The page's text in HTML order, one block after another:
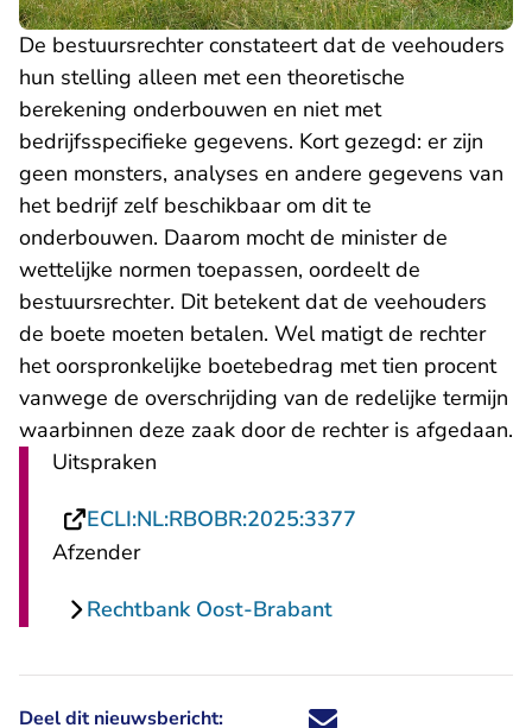
De bestuursrechter constateert dat de veehouders
hun stelling alleen met een theoretische
berekening onderbouwen en niet met
bedrijfsspecifieke gegevens. Kort gezegd: er zijn
geen monsters, analyses en andere gegevens van
het bedrijf zelf beschikbaar om dit te
onderbouwen. Daarom mocht de minister de
wettelijke normen toepassen, oordeelt de
bestuursrechter. Dit betekent dat de veehouders
de boete moeten betalen. Wel matigt de rechter
het oorspronkelijke boetebedrag met tien procent
vanwege de overschrijding van de redelijke termijn
waarbinnen deze zaak door de rechter is afgedaan.
Uitspraken
ECLI:NL:RBOBR:2025:3377
Afzender
Rechtbank Oost-Brabant
Deel dit nieuwsbericht: Deel dit nieuwsbericht via X -
Deel dit nieuwsbericht via
Deel dit nieuwsbericht
Deel dit